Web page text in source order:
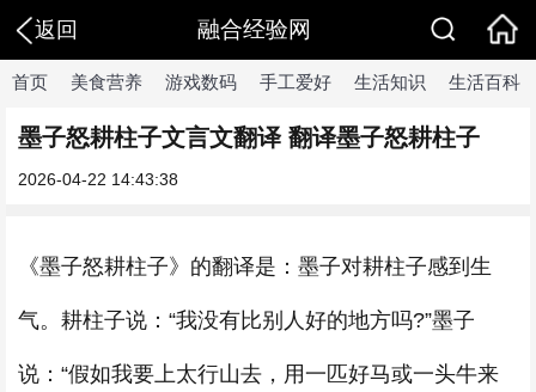
返回 融合经验网
首页 美食营养 游戏数码 手工爱好 生活知识 生活百科
墨子怒耕柱子文言文翻译 翻译墨子怒耕柱子
2026-04-22 14:43:38
《墨子怒耕柱子》的翻译是：墨子对耕柱子感到生
气。耕柱子说：“我没有比别人好的地方吗?”墨子
说：“假如我要上太行山去，用一匹好马或一头牛来